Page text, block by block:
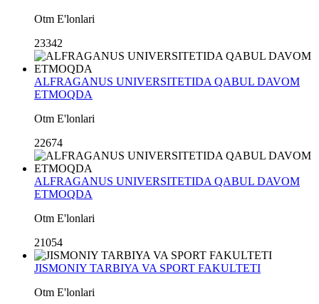
Otm E'lonlari
23342
ALFRAGANUS UNIVERSITETIDA QABUL DAVOM
ETMOQDA
Otm E'lonlari
22674
ALFRAGANUS UNIVERSITETIDA QABUL DAVOM
ETMOQDA
Otm E'lonlari
21054
JISMONIY TARBIYA VA SPORT FAKULTETI
Otm E'lonlari